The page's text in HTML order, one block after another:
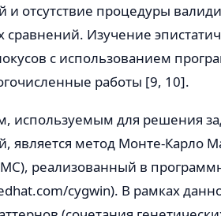
и отсутствие процедуры
Изучение
с использованием
работы [9, 10].
используемым для решения
является метод Монте-Карло
реализованный в
cygwin). В рамках